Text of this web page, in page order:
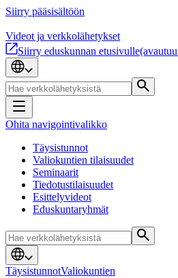
Siirry pääsisältöön
Videot ja verkkolähetykset
Siirry eduskunnan etusivulle
Ohita navigointivalikko
Täysistunnot
Valiokuntien tilaisuudet
Seminaarit
Tiedotustilaisuudet
Esittelyvideot
Eduskuntaryhmät
TäysistunnotValiokuntien